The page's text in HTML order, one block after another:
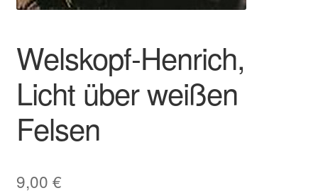
Welskopf-Henrich,
Licht über weißen
Felsen
9,00 €